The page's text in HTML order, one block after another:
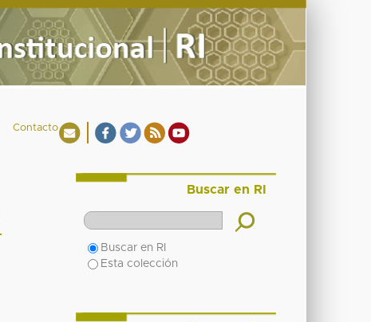
Contacto
Buscar en RI
Buscar en RI
Esta colección